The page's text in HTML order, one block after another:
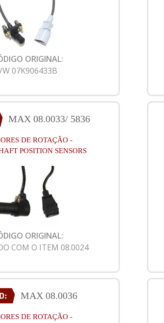
ORIGINAL:
07K906433B
MAX 08.0033/ 5836
DE ROTAÇÃO -
POSITION SENSORS
ORIGINAL:
COM O ITEM 08.0024
MAX 08.0036
DE ROTAÇÃO -